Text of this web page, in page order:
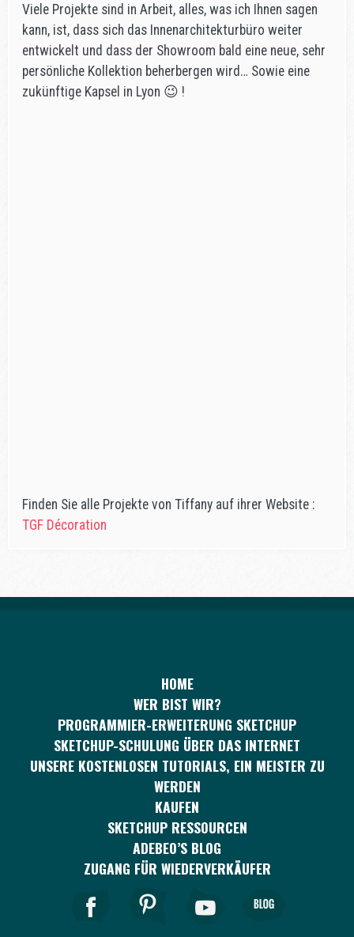
Viele Projekte sind in Arbeit, alles, was ich Ihnen sagen
kann, ist, dass sich das Innenarchitekturbüro weiter
entwickelt und dass der Showroom bald eine neue, sehr
persönliche Kollektion beherbergen wird… Sowie eine
zukünftige Kapsel in Lyon 😉 !
Finden Sie alle Projekte von Tiffany auf ihrer Website :
TGF Décoration
HOME
WER BIST WIR?
PROGRAMMIER-ERWEITERUNG SKETCHUP
SKETCHUP-SCHULUNG ÜBER DAS INTERNET
UNSERE KOSTENLOSEN TUTORIALS, EIN MEISTER ZU
WERDEN
KAUFEN
SKETCHUP RESSOURCEN
ADEBEO’S BLOG
ZUGANG FÜR WIEDERVERKÄUFER